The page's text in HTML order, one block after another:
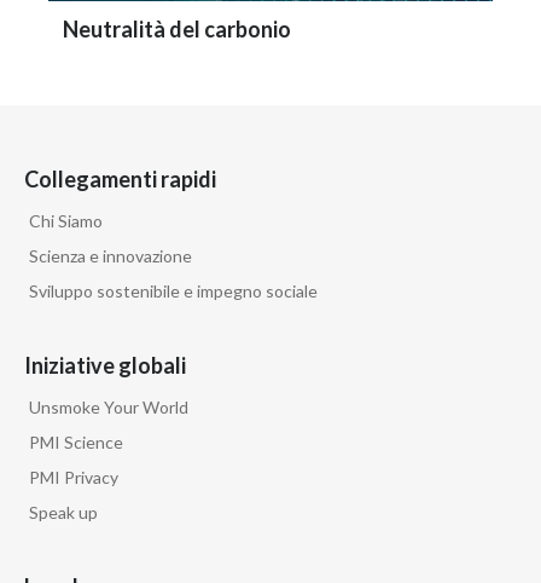
Neutralità del carbonio
Collegamenti rapidi
Chi Siamo
Scienza e innovazione
Sviluppo sostenibile e impegno sociale
Iniziative globali
Unsmoke Your World
PMI Science
PMI Privacy
Speak up